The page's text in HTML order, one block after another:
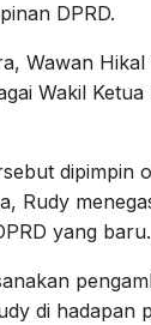
DPRD.
Wawan
Wakil
dipimpin
Rudy
yang baru.
di hadapan